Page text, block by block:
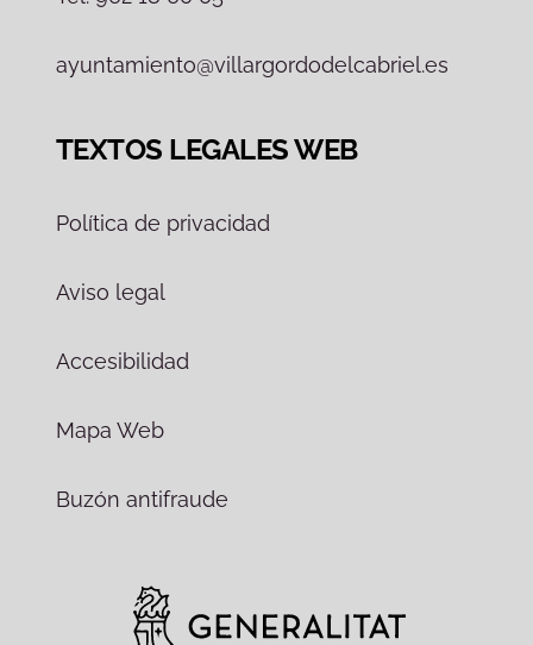
ayuntamiento@villargordodelcabriel.es
TEXTOS LEGALES WEB
Política de privacidad
Aviso legal
Accesibilidad
Mapa Web
Buzón antifraude